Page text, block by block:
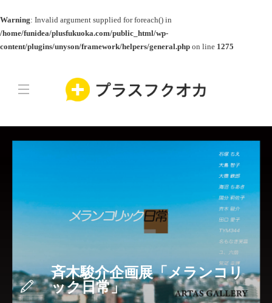
Warning: Invalid argument supplied for foreach() in
/home/funidea/plusfukuoka.com/public_html/wp-
content/plugins/unyson/framework/helpers/general.php on line 1275
斉木駿介企画展「メランコリ
ック日常」